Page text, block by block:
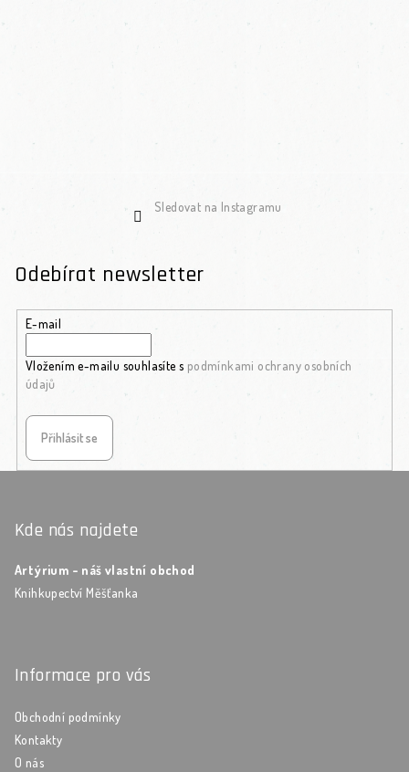
Sledovat na Instagramu
Odebírat newsletter
E-mail
Vložením e-mailu souhlasíte s podmínkami ochrany osobních
údajů
Přihlásit se
Kde nás najdete
Artýrium - náš vlastní obchod
Knihkupectví Měšťanka
Informace pro vás
Obchodní podmínky
Kontakty
O nás